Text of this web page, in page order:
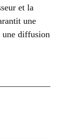
et la
une
une diffusion